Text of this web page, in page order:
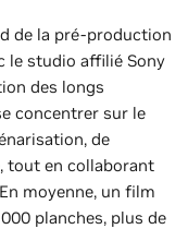
de la pré-production
le studio affilié Sony
des longs
concentrer sur le
de
tout en collaborant
moyenne, un film
planches, plus de